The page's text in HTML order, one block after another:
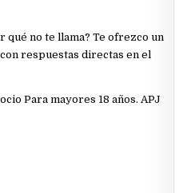
qué no te llama? Te ofrezco un
respuestas directas en el
Para mayores 18 años. APJ